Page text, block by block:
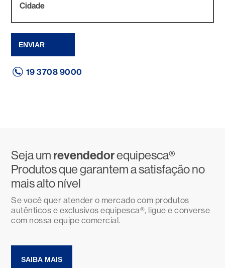
ENVIAR
19 3708 9000
Seja um revendedorequipesca®
Produtos que garantem a satisfação no
mais alto nível
Se você quer atender o mercado com produtos
autênticos e exclusivos equipesca®, ligue e converse
com nossa equipe comercial.
SAIBA MAIS